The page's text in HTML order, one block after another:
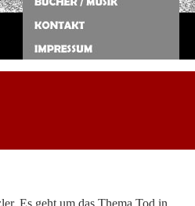
Es geht um das Thema Tod in